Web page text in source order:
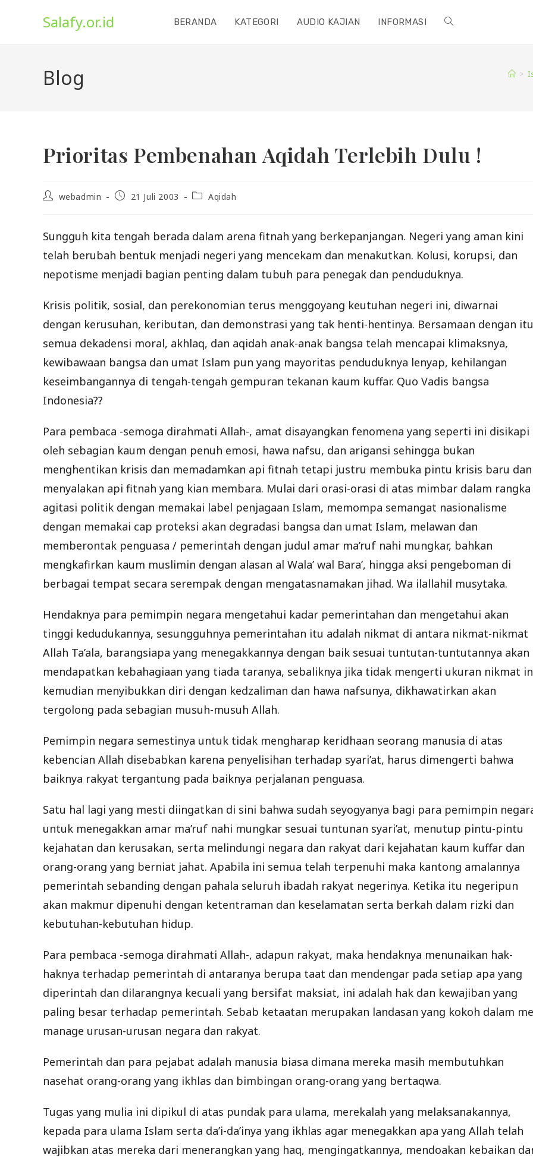
Salafy.or.id BERANDA KATEGORI AUDIO KAJIAN INFORMASI TOGGLE
Blog >
Prioritas Pembenahan Aqidah Terlebih Dulu !
Postwebadmin
Post21 Juli 2003
PostAqidah
Sungguh kita tengah berada dalam arena fitnah yang berkepanjangan. Negeri yang aman kini
telah berubah bentuk menjadi negeri yang mencekam dan menakutkan. Kolusi, korupsi, dan
nepotisme menjadi bagian penting dalam tubuh para penegak dan penduduknya.
Krisis politik, sosial, dan perekonomian terus menggoyang keutuhan negeri ini, diwarnai
dengan kerusuhan, keributan, dan demonstrasi yang tak henti-hentinya. Bersamaan dengan
semua dekadensi moral, akhlaq, dan aqidah anak-anak bangsa telah mencapai klimaksnya,
kewibawaan bangsa dan umat Islam pun yang mayoritas penduduknya lenyap, kehilangan
keseimbangannya di tengah-tengah gempuran tekanan kaum kuffar. Quo Vadis bangsa
Indonesia??
Para pembaca -semoga dirahmati Allah-, amat disayangkan fenomena yang seperti ini disikapi
oleh sebagian kaum dengan penuh emosi, hawa nafsu, dan arigansi sehingga bukan
menghentikan krisis dan memadamkan api fitnah tetapi justru membuka pintu krisis baru dan
menyalakan api fitnah yang kian membara. Mulai dari orasi-orasi di atas mimbar dalam rangka
agitasi politik dengan memakai label penjagaan Islam, memompa semangat nasionalisme
dengan memakai cap proteksi akan degradasi bangsa dan umat Islam, melawan dan
memberontak penguasa / pemerintah dengan judul amar ma’ruf nahi mungkar, bahkan
mengkafirkan kaum muslimin dengan alasan al Wala’ wal Bara’, hingga aksi pengeboman di
berbagai tempat secara serempak dengan mengatasnamakan jihad. Wa ilallahil musytaka.
Hendaknya para pemimpin negara mengetahui kadar pemerintahan dan mengetahui akan
tinggi kedudukannya, sesungguhnya pemerintahan itu adalah nikmat di antara nikmat-nikmat
Allah Ta’ala, barangsiapa yang menegakkannya dengan baik sesuai tuntutan-tuntutannya akan
mendapatkan kebahagiaan yang tiada taranya, sebaliknya jika tidak mengerti ukuran nikmat
kemudian menyibukkan diri dengan kedzaliman dan hawa nafsunya, dikhawatirkan akan
tergolong pada sebagian musuh-musuh Allah.
Pemimpin negara semestinya untuk tidak mengharap keridhaan seorang manusia di atas
kebencian Allah disebabkan karena penyelisihan terhadap syari’at, harus dimengerti bahwa
baiknya rakyat tergantung pada baiknya perjalanan penguasa.
Satu hal lagi yang mesti diingatkan di sini bahwa sudah seyogyanya bagi para pemimpin
untuk menegakkan amar ma’ruf nahi mungkar sesuai tuntunan syari’at, menutup pintu-pintu
kejahatan dan kerusakan, serta melindungi negara dan rakyat dari kejahatan kaum kuffar dan
orang-orang yang berniat jahat. Apabila ini semua telah terpenuhi maka kantong amalannya
pemerintah sebanding dengan pahala seluruh ibadah rakyat negerinya. Ketika itu negeripun
akan makmur dipenuhi dengan ketentraman dan keselamatan serta berkah dalam rizki dan
kebutuhan-kebutuhan hidup.
Para pembaca -semoga dirahmati Allah-, adapun rakyat, maka hendaknya menunaikan hak-
haknya terhadap pemerintah di antaranya berupa taat dan mendengar pada setiap apa yang
diperintah dan dilarangnya kecuali yang bersifat maksiat, ini adalah hak dan kewajiban yang
paling besar terhadap pemerintah. Sebab ketaatan merupakan landasan yang kokoh dalam
manage urusan-urusan negara dan rakyat.
Pemerintah dan para pejabat adalah manusia biasa dimana mereka masih membutuhkan
nasehat orang-orang yang ikhlas dan bimbingan orang-orang yang bertaqwa.
Tugas yang mulia ini dipikul di atas pundak para ulama, merekalah yang melaksanakannya,
kepada para ulama Islam serta da’i-da’inya yang ikhlas agar menegakkan apa yang Allah telah
wajibkan atas mereka dari menerangkan yang haq, mengingatkannya, mendoakan kebaikan